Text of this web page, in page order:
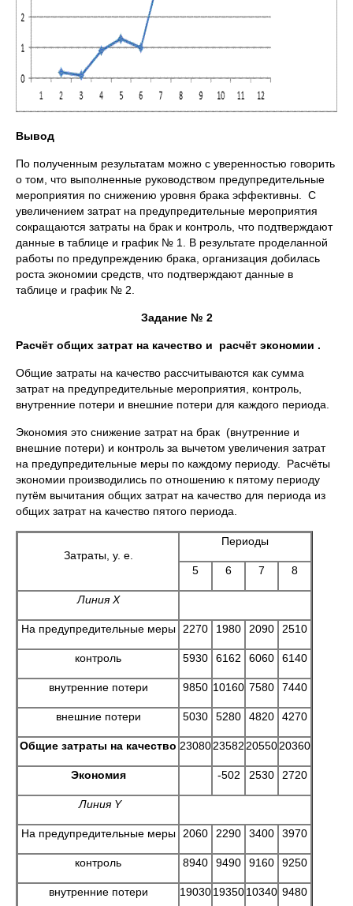
Вывод
По полученным результатам можно с уверенностью говорить
о том, что выполненные руководством предупредительные
мероприятия по снижению уровня брака эффективны. С
увеличением затрат на предупредительные мероприятия
сокращаются затраты на брак и контроль, что подтверждают
данные в таблице и график № 1. В результате проделанной
работы по предупреждению брака, организация добилась
роста экономии средств, что подтверждают данные в
таблице и график № 2.
Задание № 2
Расчёт общих затрат на качество и расчёт экономии .
Общие затраты на качество рассчитываются как сумма
затрат на предупредительные мероприятия, контроль,
внутренние потери и внешние потери для каждого периода.
Экономия это снижение затрат на брак (внутренние и
внешние потери) и контроль за вычетом увеличения затрат
на предупредительные меры по каждому периоду. Расчёты
экономии производились по отношению к пятому периоду
путём вычитания общих затрат на качество для периода из
общих затрат на качество пятого периода.
Затраты, у. е.
Периоды
5 6 7 8
Линия Х
На предупредительные меры 2270 1980 2090 2510
контроль 5930 6162 6060 6140
внутренние потери 9850 10160 7580 7440
внешние потери 5030 5280 4820 4270
Общие затраты на качество 2308023582 2055020360
Экономия -502 2530 2720
Линия Y
На предупредительные меры 2060 2290 3400 3970
контроль 8940 9490 9160 9250
внутренние потери 190301935010340 9480